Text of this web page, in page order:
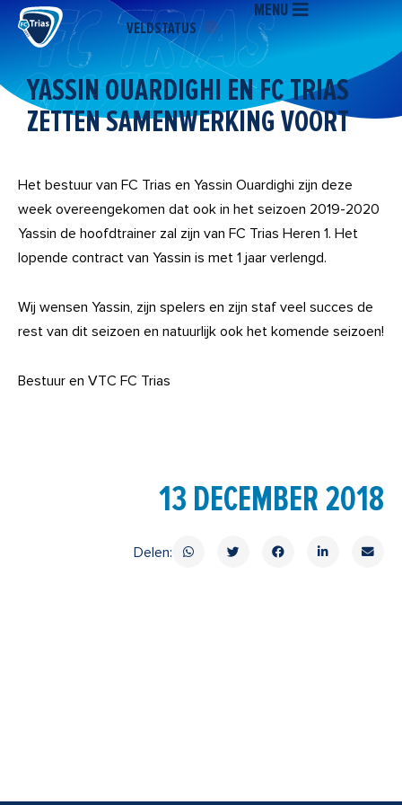
naar
inhoud
VELDSTATUS
MENU
YASSIN OUARDIGHI EN FC TRIAS
ZETTEN SAMENWERKING VOORT
Het bestuur van FC Trias en Yassin Ouardighi zijn deze
week overeengekomen dat ook in het seizoen 2019-2020
Yassin de hoofdtrainer zal zijn van FC Trias Heren 1. Het
lopende contract van Yassin is met 1 jaar verlengd.
Wij wensen Yassin, zijn spelers en zijn staf veel succes de
rest van dit seizoen en natuurlijk ook het komende seizoen!
Bestuur en VTC FC Trias
13 DECEMBER 2018
Delen: